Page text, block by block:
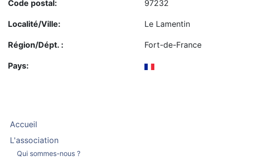
Code postal: 97232
Localité/Ville: Le Lamentin
Région/Dépt. : Fort-de-France
Pays:
Accueil
L'association
Qui sommes-nous ?